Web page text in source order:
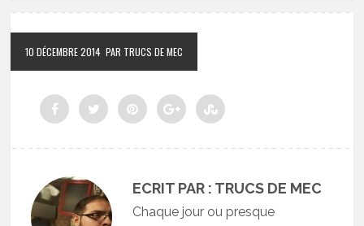
10 DÉCEMBRE 2014 PAR TRUCS DE MEC
ECRIT PAR : TRUCS DE MEC
Chaque jour ou presque